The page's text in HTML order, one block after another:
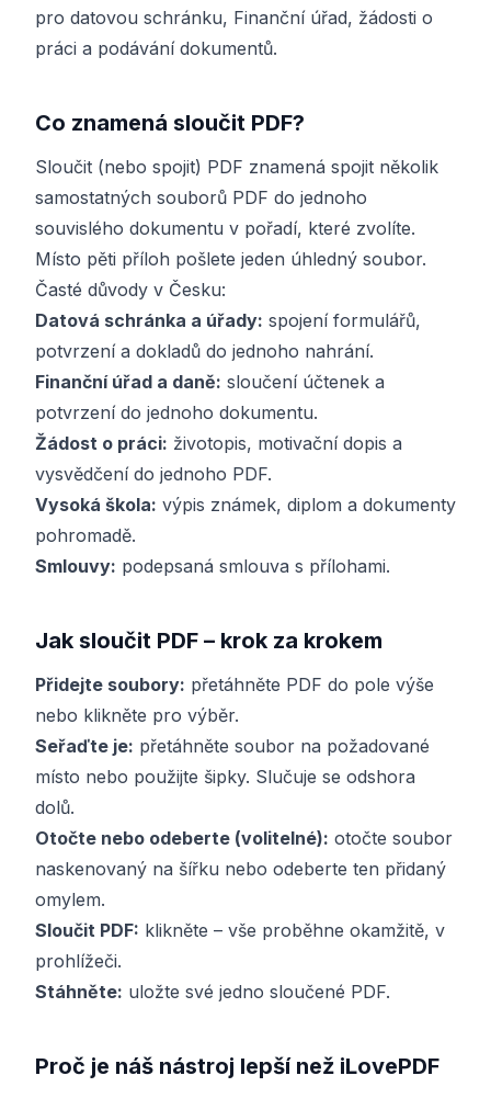
pro datovou schránku, Finanční úřad, žádosti o
práci a podávání dokumentů.
Co znamená sloučit PDF?
Sloučit (nebo spojit) PDF znamená spojit několik
samostatných souborů PDF do jednoho
souvislého dokumentu v pořadí, které zvolíte.
Místo pěti příloh pošlete jeden úhledný soubor.
Časté důvody v Česku:
Datová schránka a úřady: spojení formulářů,
potvrzení a dokladů do jednoho nahrání.
Finanční úřad a daně: sloučení účtenek a
potvrzení do jednoho dokumentu.
Žádost o práci: životopis, motivační dopis a
vysvědčení do jednoho PDF.
Vysoká škola: výpis známek, diplom a dokumenty
pohromadě.
Smlouvy: podepsaná smlouva s přílohami.
Jak sloučit PDF – krok za krokem
Přidejte soubory: přetáhněte PDF do pole výše
nebo klikněte pro výběr.
Seřaďte je: přetáhněte soubor na požadované
místo nebo použijte šipky. Slučuje se odshora
dolů.
Otočte nebo odeberte (volitelné): otočte soubor
naskenovaný na šířku nebo odeberte ten přidaný
omylem.
Sloučit PDF: klikněte – vše proběhne okamžitě, v
prohlížeči.
Stáhněte: uložte své jedno sloučené PDF.
Proč je náš nástroj lepší než iLovePDF